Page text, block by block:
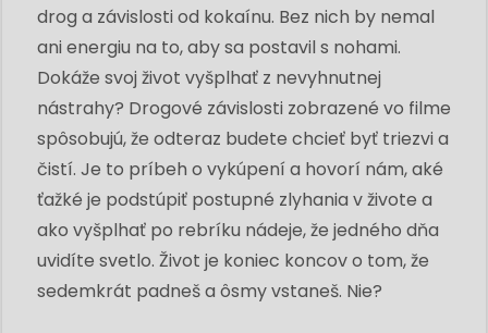
drog a závislosti od kokaínu. Bez nich by nemal
ani energiu na to, aby sa postavil s nohami.
Dokáže svoj život vyšplhať z nevyhnutnej
nástrahy? Drogové závislosti zobrazené vo filme
spôsobujú, že odteraz budete chcieť byť triezvi a
čistí. Je to príbeh o vykúpení a hovorí nám, aké
ťažké je podstúpiť postupné zlyhania v živote a
ako vyšplhať po rebríku nádeje, že jedného dňa
uvidíte svetlo. Život je koniec koncov o tom, že
sedemkrát padneš a ôsmy vstaneš. Nie?